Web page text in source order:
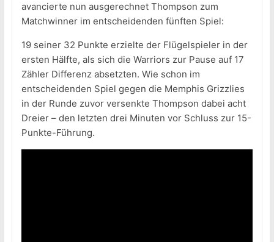
avancierte nun ausgerechnet Thompson zum
Matchwinner im entscheidenden fünften Spiel:
19 seiner 32 Punkte erzielte der Flügelspieler in der
ersten Hälfte, als sich die Warriors zur Pause auf 17
Zähler Differenz absetzten. Wie schon im
entscheidenden Spiel gegen die Memphis Grizzlies
in der Runde zuvor versenkte Thompson dabei acht
Dreier – den letzten drei Minuten vor Schluss zur 15-
Punkte-Führung.